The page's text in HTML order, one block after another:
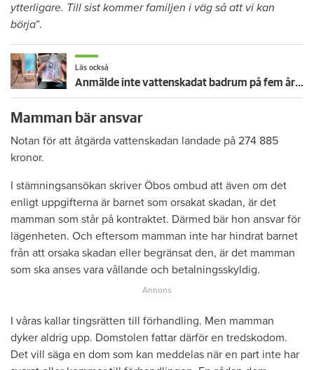
ytterligare. Till sist kommer familjen i väg så att vi kan
börja”.
Läs också
Anmälde inte vattenskadat badrum på fem år – krävs på 125 000 kronor
Mamman bär ansvar
Notan för att åtgärda vattenskadan landade på 274 885
kronor.
I stämningsansökan skriver Öbos ombud att även om det
enligt uppgifterna är barnet som orsakat skadan, är det
mamman som står på kontraktet. Därmed bär hon ansvar för
lägenheten. Och eftersom mamman inte har hindrat barnet
från att orsaka skadan eller begränsat den, är det mamman
som ska anses vara vållande och betalningsskyldig.
I våras kallar tingsrätten till förhandling. Men mamman
dyker aldrig upp. Domstolen fattar därför en tredskodom.
Det vill säga en dom som kan meddelas när en part inte har